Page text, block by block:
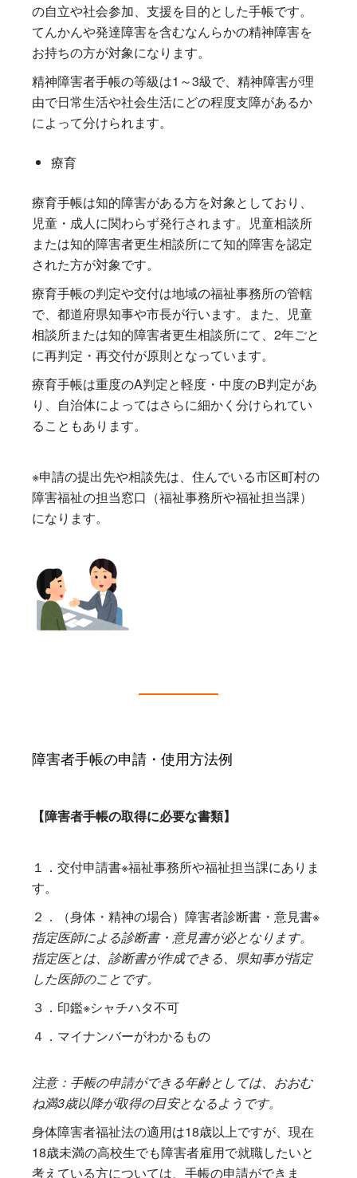
の自立や社会参加、支援を目的とした手帳です。
てんかんや発達障害を含むなんらかの精神障害を
お持ちの方が対象になります。
精神障害者手帳の等級は1～3級で、精神障害が理
由で日常生活や社会生活にどの程度支障があるか
によって分けられます。
療育
療育手帳は知的障害がある方を対象としており、
児童・成人に関わらず発行されます。児童相談所
または知的障害者更生相談所にて知的障害を認定
された方が対象です。
療育手帳の判定や交付は地域の福祉事務所の管轄
で、都道府県知事や市長が行います。また、児童
相談所または知的障害者更生相談所にて、2年ごと
に再判定・再交付が原則となっています。
療育手帳は重度のA判定と軽度・中度のB判定があ
り、自治体によってはさらに細かく分けられてい
ることもあります。
※申請の提出先や相談先は、住んでいる市区町村の
障害福祉の担当窓口（福祉事務所や福祉担当課）
になります。
障害者手帳の申請・使用方法例
【障害者手帳の取得に必要な書類】
１．交付申請書※福祉事務所や福祉担当課にありま
す。
２．（身体・精神の場合）障害者診断書・意見書※
指定医師による診断書・意見書が必となります。
指定医とは、診断書が作成できる、県知事が指定
した医師のことです。
３．印鑑※シャチハタ不可
４．マイナンバーがわかるもの
注意：手帳の申請ができる年齢としては、おおむ
ね満3歳以降が取得の目安となるようです。
身体障害者福祉法の適用は18歳以上ですが、現在
18歳未満の高校生でも障害者雇用で就職したいと
考えている方については、手帳の申請ができま